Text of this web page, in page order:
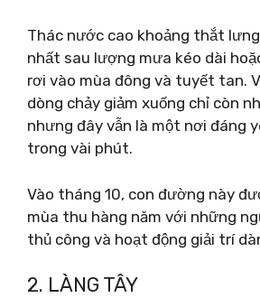
Thác nước cao khoảng thắt
nhất sau lượng mưa kéo dài
rơi vào mùa đông và tuyết tan.
dòng chảy giảm xuống chỉ còn
nhưng đây vẫn là một nơi đáng
trong vài phút.
Vào tháng 10, con đường này
mùa thu hàng năm với những
thủ công và hoạt động giải trí
2. LÀNG TÂY